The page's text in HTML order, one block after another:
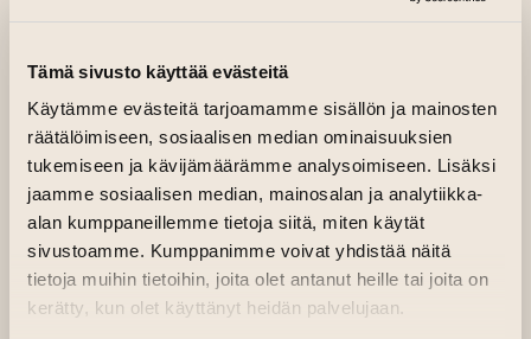
Tämä sivusto käyttää evästeitä
Käytämme evästeitä tarjoamamme sisällön ja mainosten
räätälöimiseen, sosiaalisen median ominaisuuksien
tukemiseen ja kävijämäärämme analysoimiseen. Lisäksi
jaamme sosiaalisen median, mainosalan ja analytiikka-
alan kumppaneillemme tietoja siitä, miten käytät
sivustoamme. Kumppanimme voivat yhdistää näitä
tietoja muihin tietoihin, joita olet antanut heille tai joita on
kerätty, kun olet käyttänyt heidän palvelujaan.
27.6. thursday
Dance, Unikankare at 16:30 and 17:30
(accompaniment: Yrjänä Ermala, Kati Hatakka,
Samuli Laine)
28.6. friday
Music, Satu Lankinen at 15:00
Dance, Unikankare at 16:30 and 17:30
(accompaniment: Yrjänä Ermala, Kati Hatakka,